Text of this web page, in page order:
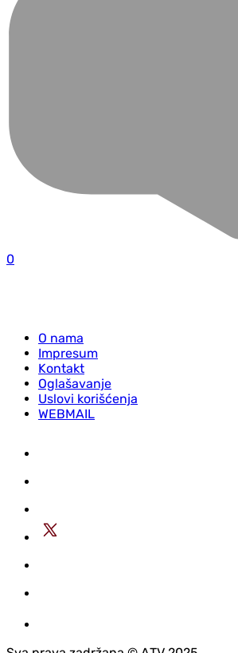
0
O nama
Impresum
Kontakt
Oglašavanje
Uslovi korišćenja
WEBMAIL